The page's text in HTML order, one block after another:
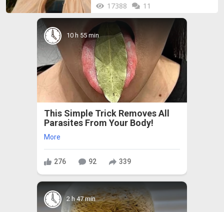
17388 11
10 h 55 min
This Simple Trick Removes All
Parasites From Your Body!
More
276 92 339
2 h 47 min